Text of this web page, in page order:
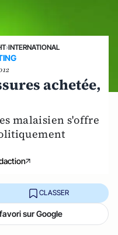
›INTERNATIONAL
achetée,
malaisien s'offre
CLASSER
sur Google